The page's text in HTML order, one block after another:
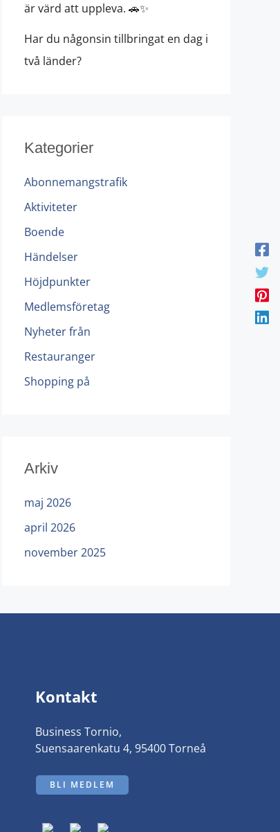
är värd att uppleva. 🚗✨
Har du någonsin tillbringat en dag i
två länder?
Kategorier
Abonnemangstrafik
Aktiviteter
Boende
Händelser
Höjdpunkter
Medlemsföretag
Nyheter från
Restauranger
Shopping på
Arkiv
maj 2026
april 2026
november 2025
Kontakt
Business Tornio,
Suensaarenkatu 4, 95400 Torneå
BLI MEDLEM